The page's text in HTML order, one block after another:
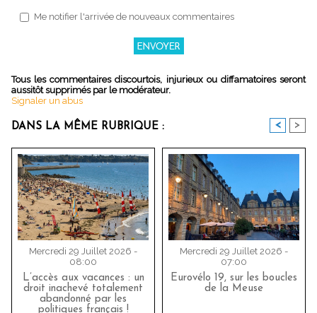
Me notifier l'arrivée de nouveaux commentaires
Tous les commentaires discourtois, injurieux ou diffamatoires seront
aussitôt supprimés par le modérateur.
Signaler un abus
DANS LA MÊME RUBRIQUE : < >
Mercredi 29 Juillet 2026 -
08:00
L’accès aux vacances : un
droit inachevé totalement
abandonné par les
politiques français !
Mercredi 29 Juillet 2026 -
07:00
Eurovélo 19, sur les boucles
de la Meuse